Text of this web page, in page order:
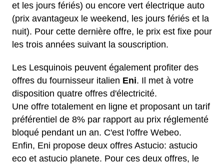
et les jours fériés) ou encore vert électrique auto
(prix avantageux le weekend, les jours fériés et la
nuit). Pour cette dernière offre, le prix est fixe pour
les trois années suivant la souscription.
Les Lesquinois peuvent également profiter des
offres du fournisseur italien Eni. Il met à votre
disposition quatre offres d'électricité.
Une offre totalement en ligne et proposant un tarif
préférentiel de 8% par rapport au prix réglementé
bloqué pendant un an. C'est l'offre Webeo.
Enfin, Eni propose deux offres Astucio: astucio
eco et astucio planete. Pour ces deux offres, le